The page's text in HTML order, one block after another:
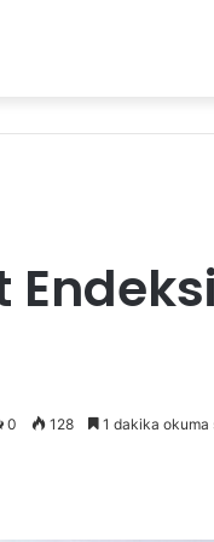
Endeksi
0 128 1 dakika okuma